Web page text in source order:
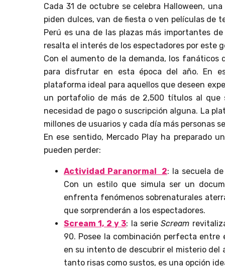
Cada 31 de octubre se celebra Halloween,
piden dulces, van de fiesta o ven películas de
Perú es una de las plazas más importantes
resalta el interés de los espectadores por este
Con el aumento de la demanda, los
para disfrutar en esta época del año. En
plataforma ideal para aquellos que deseen
un portafolio de más de 2,500 títulos al
necesidad de pago o suscripción alguna. La
millones de usuarios y cada día más personas
En ese sentido, Mercado Play ha preparado
pueden perder:
Actividad Paranormal 2: la secuela
Con un estilo que simula ser un
enfrenta fenómenos sobrenaturales
que sorprenderán a los espectadores.
Scream 1, 2 y 3: la serieScream
90. Posee la combinación perfecta
en su intento de descubrir el misterio del
tanto risas como sustos, es una opción